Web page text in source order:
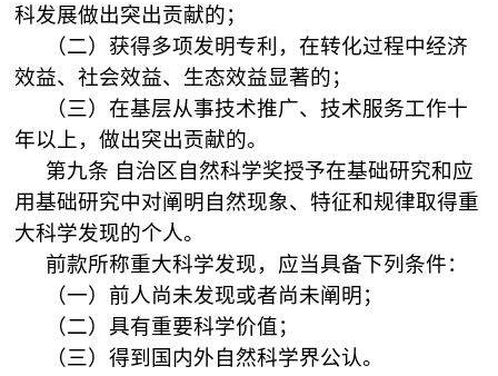
科发展做出突出贡献的；
（二）获得多项发明专利，在转化过程中经济
效益、社会效益、生态效益显著的；
（三）在基层从事技术推广、技术服务工作十
年以上，做出突出贡献的。
第九条 自治区自然科学奖授予在基础研究和应
用基础研究中对阐明自然现象、特征和规律取得重
大科学发现的个人。
前款所称重大科学发现，应当具备下列条件：
（一）前人尚未发现或者尚未阐明；
（二）具有重要科学价值；
（三）得到国内外自然科学界公认。